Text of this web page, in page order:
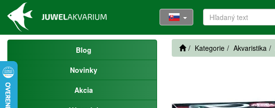
Blog
Novinky
Akcia
Kategorie Akvaristika